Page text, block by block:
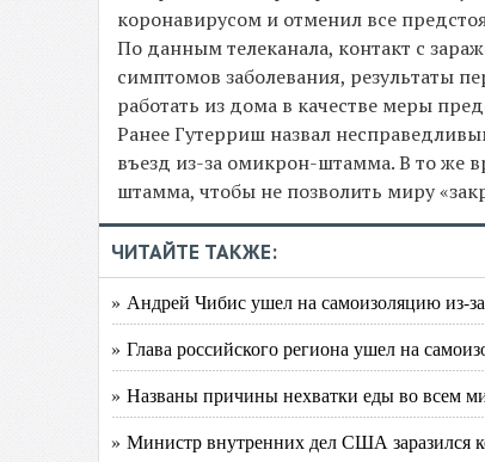
коронавирусом и отменил все
По данным телеканала, контакт с
симптомов заболевания, результаты
работать из дома в качестве меры
Ранее Гутерриш назвал
въезд из-за омикрон-штамма. В то же
штамма, чтобы не позволить миру
ЧИТАЙТЕ ТАКЖЕ:
» Андрей Чибис ушел на самоизоляцию из-
» Глава российского региона ушел на
» Названы причины нехватки еды во всем
» Министр внутренних дел США заразился